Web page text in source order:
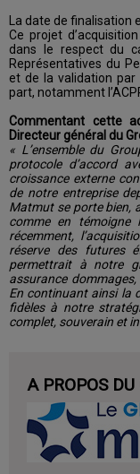
La date de
Ce projet
dans le respect du
Représentatives du
et de la validation par
part, notamment
Commentant cette
Directeur général du
« L’ensemble du
protocole d’accord
croissance externe
de notre entreprise
Matmut se porte bien,
comme en témoigne
récemment,
réserve des futures
permettrait à notre
assurance
En continuant ainsi la
fidèles à notre
complet, souverain et
A PROPOS